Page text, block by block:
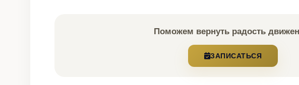
Поможем вернуть радость
ЗАПИСАТЬСЯ